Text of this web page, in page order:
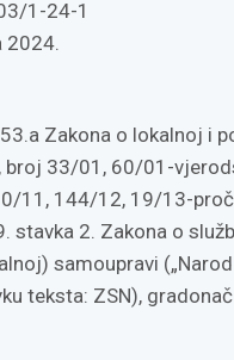
1-24-1
2024.
Zakona o lokalnoj i
broj 33/01, 60/01-
11, 144/12, 19/13-
stavka 2. Zakona o
samoupravi
teksta: ZSN),